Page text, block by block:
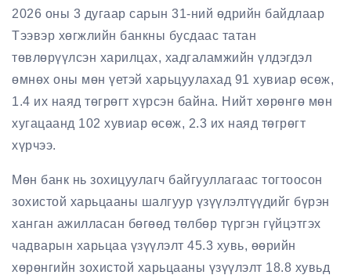
2026 оны 3 дугаар сарын 31-ний өдрийн байдлаар
Тээвэр хөгжлийн банкны бусдаас татан
төвлөрүүлсэн харилцах, хадгаламжийн үлдэгдэл
өмнөх оны мөн үетэй харьцуулахад 91 хувиар өсөж,
1.4 их наяд төгрөгт хүрсэн байна. Нийт хөрөнгө мөн
хугацаанд 102 хувиар өсөж, 2.3 их наяд төгрөгт
хүрчээ.
Мөн банк нь зохицуулагч байгууллагаас тогтоосон
зохистой харьцааны шалгуур үзүүлэлтүүдийг бүрэн
ханган ажилласан бөгөөд төлбөр түргэн гүйцэтгэх
чадварын харьцаа үзүүлэлт 45.3 хувь, өөрийн
хөрөнгийн зохистой харьцааны үзүүлэлт 18.8 хувьд